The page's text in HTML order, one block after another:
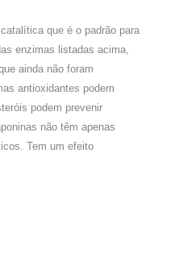
que é o padrão para
enzimas listadas acima,
ainda não foram
antioxidantes podem
podem prevenir
não têm apenas
Tem um efeito